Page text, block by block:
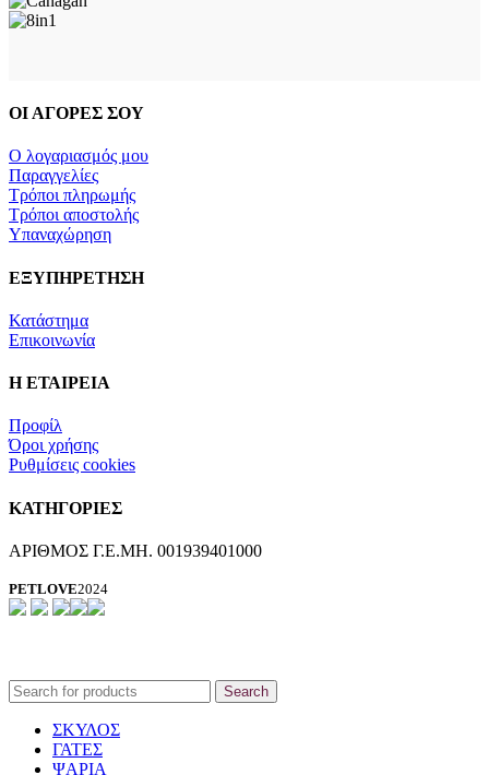
ΟΙ ΑΓΟΡΕΣ ΣΟΥ
Ο λογαριασμός μου
Παραγγελίες
Τρόποι πληρωμής
Τρόποι αποστολής
Υπαναχώρηση
ΕΞΥΠΗΡΕΤΗΣΗ
Κατάστημα
Επικοινωνία
Η ΕΤΑΙΡΕΙΑ
Προφίλ
Όροι χρήσης
Ρυθμίσεις cookies
ΚΑΤΗΓΟΡΙΕΣ
ΑΡΙΘΜΟΣ Γ.Ε.ΜΗ. 001939401000
PETLOVE2024
Search
ΣΚΥΛΟΣ
ΓΑΤΕΣ
ΨΑΡΙΑ